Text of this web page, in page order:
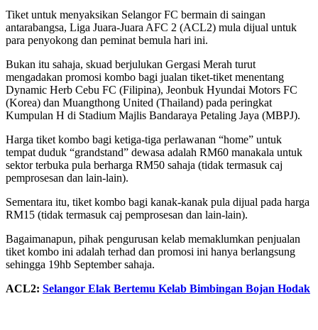
Tiket untuk menyaksikan Selangor FC bermain di saingan
antarabangsa, Liga Juara-Juara AFC 2 (ACL2) mula dijual untuk
para penyokong dan peminat bemula hari ini.
Bukan itu sahaja, skuad berjulukan Gergasi Merah turut
mengadakan promosi kombo bagi jualan tiket-tiket menentang
Dynamic Herb Cebu FC (Filipina), Jeonbuk Hyundai Motors FC
(Korea) dan Muangthong United (Thailand) pada peringkat
Kumpulan H di Stadium Majlis Bandaraya Petaling Jaya (MBPJ).
Harga tiket kombo bagi ketiga-tiga perlawanan “home” untuk
tempat duduk “grandstand” dewasa adalah RM60 manakala untuk
sektor terbuka pula berharga RM50 sahaja (tidak termasuk caj
pemprosesan dan lain-lain).
Sementara itu, tiket kombo bagi kanak-kanak pula dijual pada harga
RM15 (tidak termasuk caj pemprosesan dan lain-lain).
Bagaimanapun, pihak pengurusan kelab memaklumkan penjualan
tiket kombo ini adalah terhad dan promosi ini hanya berlangsung
sehingga 19hb September sahaja.
ACL2: Selangor Elak Bertemu Kelab Bimbingan Bojan Hodak